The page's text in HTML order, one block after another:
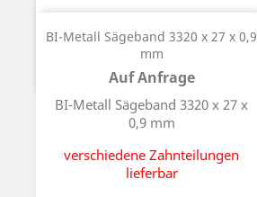
BI-Metall Sägeband 3320 x 27 x 0,9
mm
Auf Anfrage
Preis
BI-Metall Sägeband 3320 x 27 x
0,9 mm
verschiedene Zahnteilungen
lieferbar